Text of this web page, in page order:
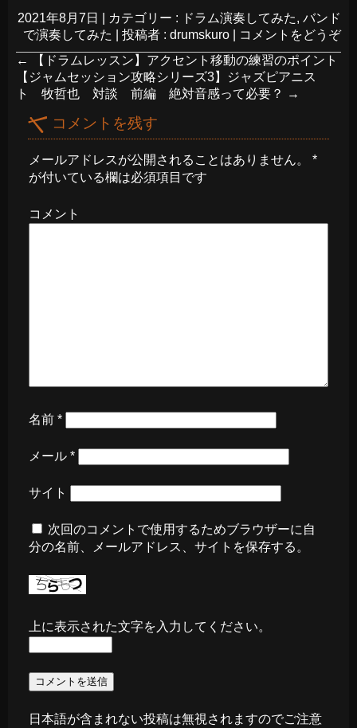
2021年8月7日 カテゴリー : ドラム演奏してみた, バンド
で演奏してみた
投稿者 : drumskuro
コメントをどうぞ
←
【ドラムレッスン】アクセント移動の練習のポイント
【ジャムセッション攻略シリーズ3】ジャズピアニス
ト 牧哲也 対談 前編 絶対音感って必要？
→
コメントを残す
メールアドレスが公開されることはありません。
*
が付いている欄は必須項目です
コメント
名前 *
メール *
サイト
次回のコメントで使用するためブラウザーに自
分の名前、メールアドレス、サイトを保存する。
上に表示された文字を入力してください。
日本語が含まれない投稿は無視されますのでご注意